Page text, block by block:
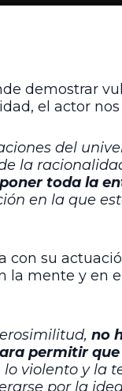
demostrar
el actor
del
la
toda la
en la que
su
la mente y en
no
permitir
violento y la
por la